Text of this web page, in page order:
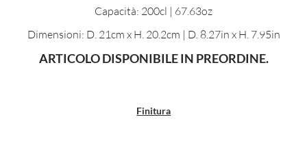
Capacità: 200cl | 67.63oz
Dimensioni: D. 21cm x H. 20.2cm | D. 8.27in x H. 7.95in
ARTICOLO DISPONIBILE IN PREORDINE.
Finitura